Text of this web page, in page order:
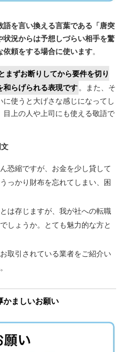
語を言い換える言葉である「唐突
況からは予想しづらい相手を驚
頼をする場合に使います。
まずお断りしてから要件を切り
和らげられる表現です。また、そ
使うと大げさな感じになってし
目上の人や上司にも使える敬語で
恐縮ですが、お金を少し貸して
っかり財布を忘れてしまい、困
は存じますが、我が社への転職
しょうか。とても魅力的な方と
取引されている業者をご紹介い
ましいお願い